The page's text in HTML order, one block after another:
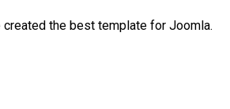
created the best template for Joomla.